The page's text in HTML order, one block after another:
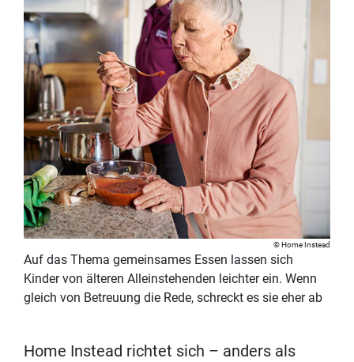
Home Instead
Auf das Thema gemeinsames Essen lassen sich
Kinder von älteren Alleinstehenden leichter ein. Wenn
gleich von Betreuung die Rede, schreckt es sie eher ab
Home Instead richtet sich – anders als